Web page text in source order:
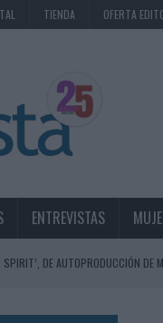
TIENDA OFERTA
ENTREVISTAS
SPIRIT’, DE AUTOPRODUCCIÓN DE